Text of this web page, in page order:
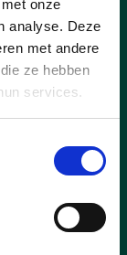
onze
analyse. Deze
met andere
ze hebben
services.